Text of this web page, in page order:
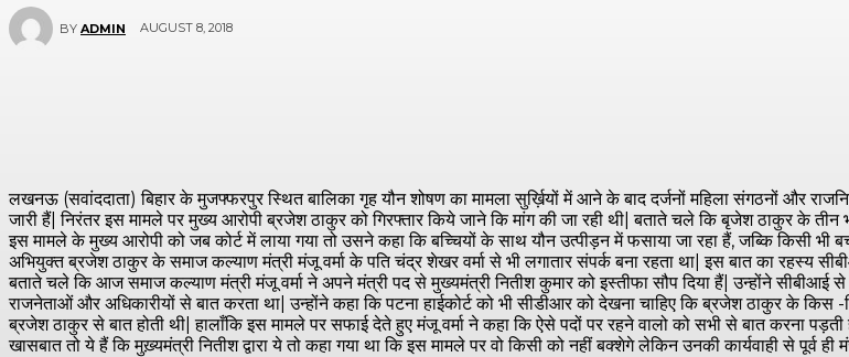
BY ADMIN AUGUST 8, 2018
लखनऊ (सवांददाता) बिहार के मुजफ्फरपुर स्थित बालिका गृह यौन शोषण का मामला सुर्ख़ियों में आने के बाद दर्जनों महिला संगठनों और
जारी हैं| निरंतर इस मामले पर मुख्य आरोपी ब्रजेश ठाकुर को गिरफ्तार किये जाने कि मांग की जा रही थी| बताते चले कि बृजेश ठाकुर के
इस मामले के मुख्य आरोपी को जब कोर्ट में लाया गया तो उसने कहा कि बच्चियों के साथ यौन उत्पीड़न में फसाया जा रहा हैं, जब्कि किसी
अभियुक्त ब्रजेश ठाकुर के समाज कल्याण मंत्री मंजू वर्मा के पति चंद्र शेखर वर्मा से भी लगातार संपर्क बना रहता था| इस बात का रहस्य
बताते चले कि आज समाज कल्याण मंत्री मंजू वर्मा ने अपने मंत्री पद से मुख्यमंत्री नितीश कुमार को इस्तीफा सौप दिया हैं| उन्होंने
राजनेताओं और अधिकारीयों से बात करता था| उन्होंने कहा कि पटना हाईकोर्ट को भी सीडीआर को देखना चाहिए कि ब्रजेश ठाकुर के
ब्रजेश ठाकुर से बात होती थी| हालाँकि इस मामले पर सफाई देते हुए मंजू वर्मा ने कहा कि ऐसे पदों पर रहने वालो को सभी से बात करना
खासबात तो ये हैं कि मुख़्यमंत्री नितीश द्वारा ये तो कहा गया था कि इस मामले पर वो किसी को नहीं बक्शेगे लेकिन उनकी कार्यवाही से पूर्व ही